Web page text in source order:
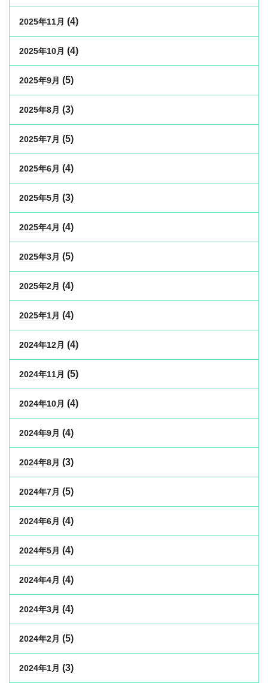
2025年11月 (4)
2025年10月 (4)
2025年9月 (5)
2025年8月 (3)
2025年7月 (5)
2025年6月 (4)
2025年5月 (3)
2025年4月 (4)
2025年3月 (5)
2025年2月 (4)
2025年1月 (4)
2024年12月 (4)
2024年11月 (5)
2024年10月 (4)
2024年9月 (4)
2024年8月 (3)
2024年7月 (5)
2024年6月 (4)
2024年5月 (4)
2024年4月 (4)
2024年3月 (4)
2024年2月 (5)
2024年1月 (3)